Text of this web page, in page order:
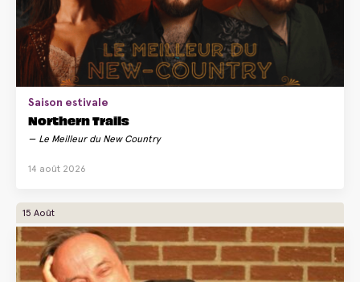
Saison estivale
Northern Trails
Le Meilleur du New Country
14 août 2026
15 Août